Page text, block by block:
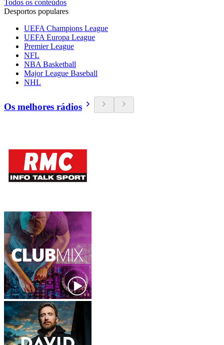
Todos os conteúdos
Desportos populares
UEFA Champions League
UEFA Europa League
Premier League
NFL
NBA Basketball
Major League Baseball
NHL
Os melhores rádios